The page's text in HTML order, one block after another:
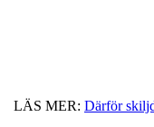
LÄS MER: Därför